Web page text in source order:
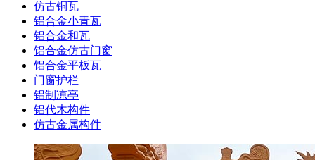
仿古铜瓦
铝合金小青瓦
铝合金和瓦
铝合金仿古门窗
铝合金平板瓦
门窗护栏
铝制凉亭
铝代木构件
仿古金属构件